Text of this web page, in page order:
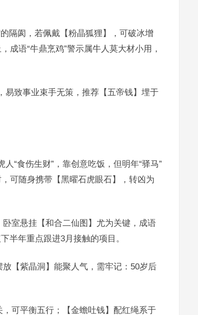
隔阂，若佩戴【粉晶狐狸】，可破冰增
成语“牛鼎烹鸡”警示属牛人莫大材小用，
易致事业束手无策，推荐【五帝钱】埋于
“食伤生财”，靠创意吃饭，但明年“驿马”
可随身携带【黑曜石虎眼石】，转凶为
室悬挂【和合二仙图】尤为关键，成语
半年重点跟进3月接触的项目。
【紫晶洞】能聚人气，需牢记：50岁后
可平衡五行；【金蟾吐钱】配红绳系于